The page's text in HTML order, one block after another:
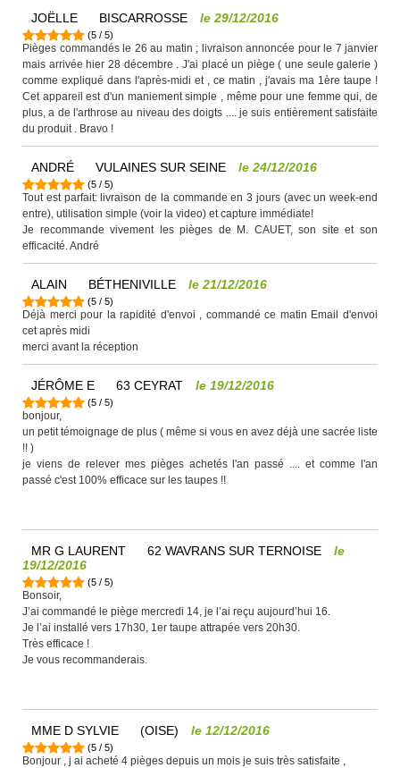
JOËLLE BISCARROSSE le 29/12/2016
(5 / 5)
Pièges commandés le 26 au matin ; livraison annoncée pour le 7 janvier
mais arrivée hier 28 décembre . J'ai placé un piège ( une seule galerie )
comme expliqué dans l'après-midi et , ce matin , j'avais ma 1ère taupe !
Cet appareil est d'un maniement simple , même pour une femme qui, de
plus, a de l'arthrose au niveau des doigts .... je suis entièrement satisfaite
du produit . Bravo !
ANDRÉ VULAINES SUR SEINE le 24/12/2016
(5 / 5)
Tout est parfait: livraison de la commande en 3 jours (avec un week-end
entre), utilisation simple (voir la video) et capture immédiate!
Je recommande vivement les pièges de M. CAUET, son site et son
efficacité. André
ALAIN BÉTHENIVILLE le 21/12/2016
(5 / 5)
Déjà merci pour la rapidité d'envoi , commandé ce matin Email d'envoi
cet après midi
merci avant la réception
JÉRÔME E 63 CEYRAT le 19/12/2016
(5 / 5)
bonjour,
un petit témoignage de plus ( même si vous en avez déjà une sacrée liste
!! )
je viens de relever mes pièges achetés l'an passé .... et comme l'an
passé c'est 100% efficace sur les taupes !!
MR G LAURENT 62 WAVRANS SUR TERNOISE
le
19/12/2016
(5 / 5)
Bonsoir,
J’ai commandé le piège mercredi 14, je l’ai reçu aujourd’hui 16.
Je l’ai installé vers 17h30, 1er taupe attrapée vers 20h30.
Très efficace !
Je vous recommanderais.
MME D SYLVIE (OISE) le 12/12/2016
(5 / 5)
Bonjour , j ai acheté 4 pièges depuis un mois je suis très satisfaite ,